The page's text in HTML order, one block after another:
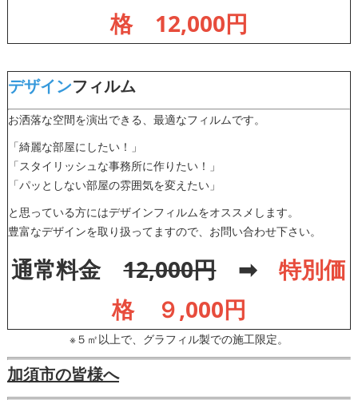
格 12,000円
デザインフィルム
お洒落な空間を演出できる、最適なフィルムです。
「綺麗な部屋にしたい！」
「スタイリッシュな事務所に作りたい！」
「パッとしない部屋の雰囲気を変えたい」
と思っている方にはデザインフィルムをオススメします。
豊富なデザインを取り扱ってますので、お問い合わせ下さい。
通常料金12,000円➡
特別価
格 ９,000円
※５㎡以上で、グラフィル製での施工限定。
加須市の皆様へ